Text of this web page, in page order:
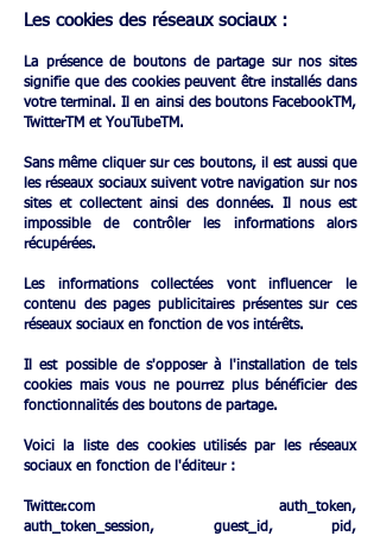
Les cookies des réseaux sociaux​ :
La présence de boutons de partage sur nos sites
signifie que des cookies peuvent être installés dans
votre terminal. Il en ainsi des boutons FacebookTM,
TwitterTM et YouTubeTM.
Sans même cliquer sur ces boutons, il est aussi que
les réseaux sociaux suivent votre navigation sur nos
sites et collectent ainsi des données. Il nous est
impossible de contrôler les informations alors
récupérées.
Les informations collectées vont influencer le
contenu des pages publicitaires présentes sur ces
réseaux sociaux en fonction de vos intérêts.
Il est possible de s'opposer à l'installation de tels
cookies mais vous ne pourrez plus bénéficier des
fonctionnalités des boutons de partage.
Voici la liste des cookies utilisés par les réseaux
sociaux en fonction de l'éditeur :
Twitter.com auth_token,
auth_token_session, guest_id, pid,